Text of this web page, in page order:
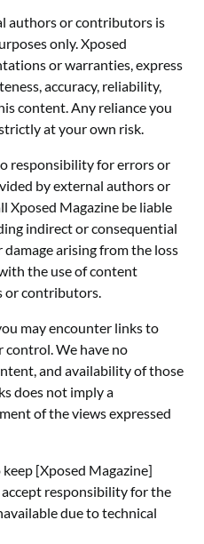
authors or contributors is
only. Xposed
or warranties, express
accuracy, reliability,
content. Any reliance you
at your own risk.
responsibility for errors or
by external authors or
Xposed Magazine be liable
indirect or consequential
damage arising from the loss
the use of content
or contributors.
may encounter links to
We have no
and availability of those
does not imply a
of the views expressed
[Xposed Magazine]
responsibility for the
due to technical